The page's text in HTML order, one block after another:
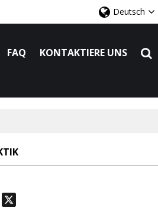
Deutsch
FAQ KONTAKTIERE UNS
X